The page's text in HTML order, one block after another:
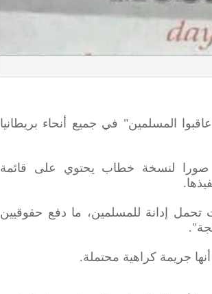
المسلمين" في جميع أنحاء بريطانيا
صورا لنسخة خطاب يحتوي على قائمة
إدانة للمسلمين، ما دفع حقوقيين
جريمة كراهية محتملة.